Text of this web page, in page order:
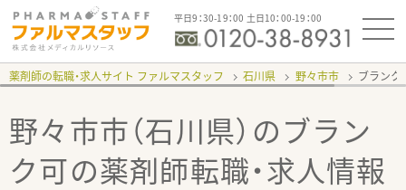
平日9：30-19：00 土日10：00-19：00
薬剤師の転職・求人サイト ファルマスタッフ 石川県 野々市市 ブラン
野々市市（石川県）のブラン
ク可の薬剤師転職・求人情報